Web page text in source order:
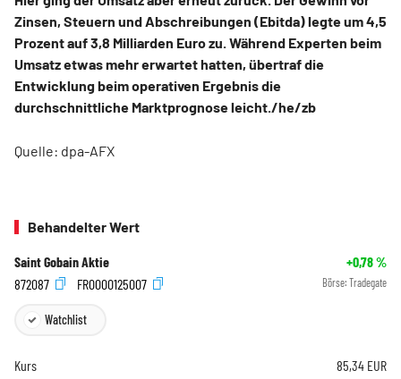
Zinsen, Steuern und Abschreibungen (Ebitda) legte um 4,5
Prozent auf 3,8 Milliarden Euro zu. Während Experten beim
Umsatz etwas mehr erwartet hatten, übertraf die
Entwicklung beim operativen Ergebnis die
durchschnittliche Marktprognose leicht./he/zb
Quelle: dpa-AFX
Behandelter Wert
Saint Gobain Aktie +0,78%
872087
FR0000125007 Börse: Tradegate
Watchlist
Kurs 85,34 EUR